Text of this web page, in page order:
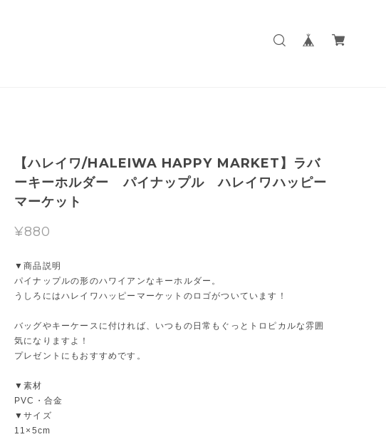
【ハレイワ/HALEIWA HAPPY MARKET】ラバ
ーキーホルダー パイナップル ハレイワハッピー
マーケット
¥880
▼商品説明
パイナップルの形のハワイアンなキーホルダー。
うしろにはハレイワハッピーマーケットのロゴがついています！
バッグやキーケースに付ければ、いつもの日常もぐっとトロピカルな雰囲
気になりますよ！
プレゼントにもおすすめです。
▼素材
PVC・合金
▼サイズ
11×5cm